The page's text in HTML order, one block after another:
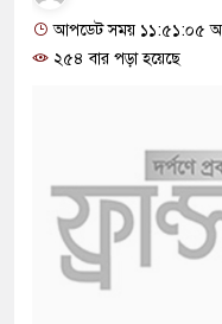
আপডেট সময় ১১:৫১:০৫
২৫৪ বার পড়া হয়েছে